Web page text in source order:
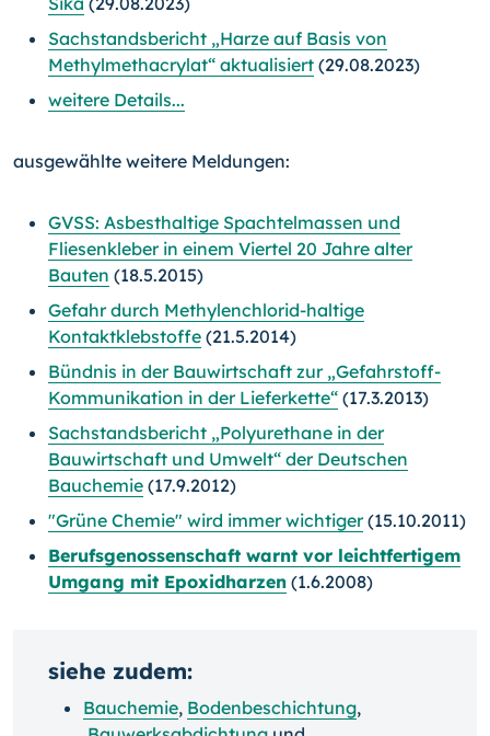
Sachstandsbericht „Harze auf Basis von
Methylmethacrylat“ aktualisiert (29.08.2023)
weitere Details...
ausgewählte weitere Meldungen:
GVSS: Asbesthaltige Spachtelmassen und
Fliesenkleber in einem Viertel 20 Jahre alter
Bauten (18.5.2015)
Gefahr durch Methylenchlorid-haltige
Kontaktklebstoffe (21.5.2014)
Bündnis in der Bauwirtschaft zur „Gefahrstoff-
Kommunikation in der Lieferkette“ (17.3.2013)
Sachstandsbericht „Polyurethane in der
Bauwirtschaft und Umwelt“ der Deutschen
Bauchemie (17.9.2012)
"Grüne Chemie" wird immer wichtiger(15.10.2011)
Berufsgenossenschaft warnt vor leichtfertigem
Umgang mit Epoxidharzen (1.6.2008)
siehe zudem:
Bauchemie, Bodenbeschichtung,